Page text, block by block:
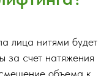
лица нитями будет
за счет натяжения
объема к